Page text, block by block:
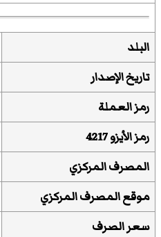
البلد
تاريخ الإصدار
رمز العملة
رمزالأيزو 4217
المصرف المركزي
موقع المصرف المركزي
سعر الصرف